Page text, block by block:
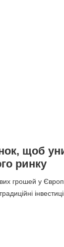
щоб
ринку
грошей у